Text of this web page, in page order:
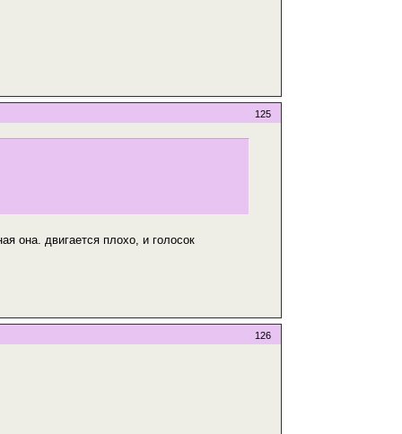
125
она. двигается плохо, и голосок
126